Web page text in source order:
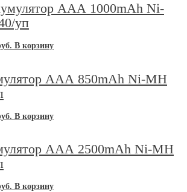
ААА 1000mAh Ni-
уп
В корзину
ААА 850mAh Ni-MH
В корзину
ААА 2500mAh Ni-MH
В корзину